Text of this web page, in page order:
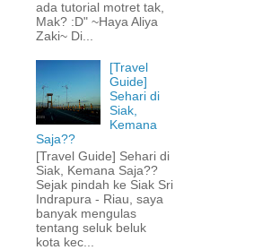
ada tutorial motret tak,
Mak? :D" ~Haya Aliya
Zaki~ Di...
[Travel
Guide]
Sehari di
Siak,
Kemana
Saja??
[Travel Guide] Sehari di
Siak, Kemana Saja??
Sejak pindah ke Siak Sri
Indrapura - Riau, saya
banyak mengulas
tentang seluk beluk
kota kec...